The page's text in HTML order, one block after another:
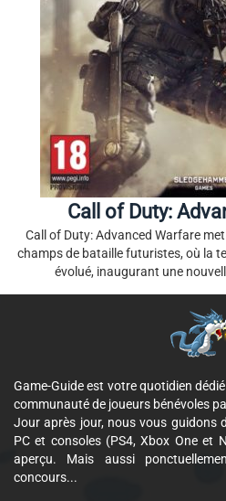
Call of Duty:
Call of Duty: Advanced Warfare
champs de bataille futuristes, où la
évolué, inaugurant une
Game-Guide est votre quotidien
communauté de joueurs bénévoles
Jour après jour, nous vous guidons
PC et consoles (PS4, Xbox One et
aperçu. Mais aussi
concours...